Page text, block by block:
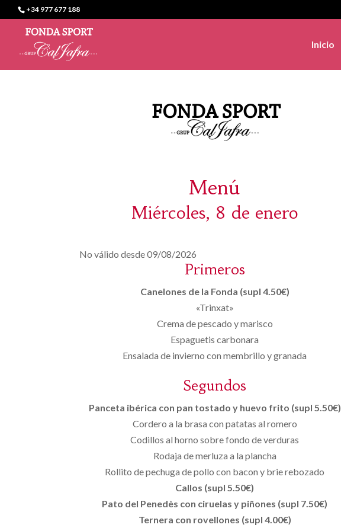
+34 977 677 188
Inicio
Menú
Miércoles, 8 de enero
No válido desde 09/08/2026
Primeros
Canelones de la Fonda (supl 4.50€)
«Trinxat»
Crema de pescado y marisco
Espaguetis carbonara
Ensalada de invierno con membrillo y granada
Segundos
Panceta ibérica con pan tostado y huevo frito (supl 5.50€)
Cordero a la brasa con patatas al romero
Codillos al horno sobre fondo de verduras
Rodaja de merluza a la plancha
Rollito de pechuga de pollo con bacon y brie rebozado
Callos (supl 5.50€)
Pato del Penedès con ciruelas y piñones (supl 7.50€)
Ternera con rovellones (supl 4.00€)